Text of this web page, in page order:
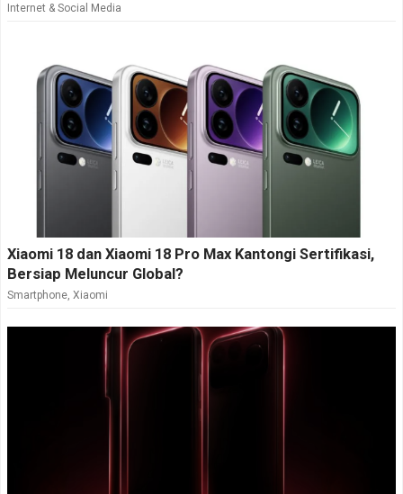
Internet & Social Media
Xiaomi 18 dan Xiaomi 18 Pro Max Kantongi Sertifikasi,
Bersiap Meluncur Global?
Smartphone Xiaomi